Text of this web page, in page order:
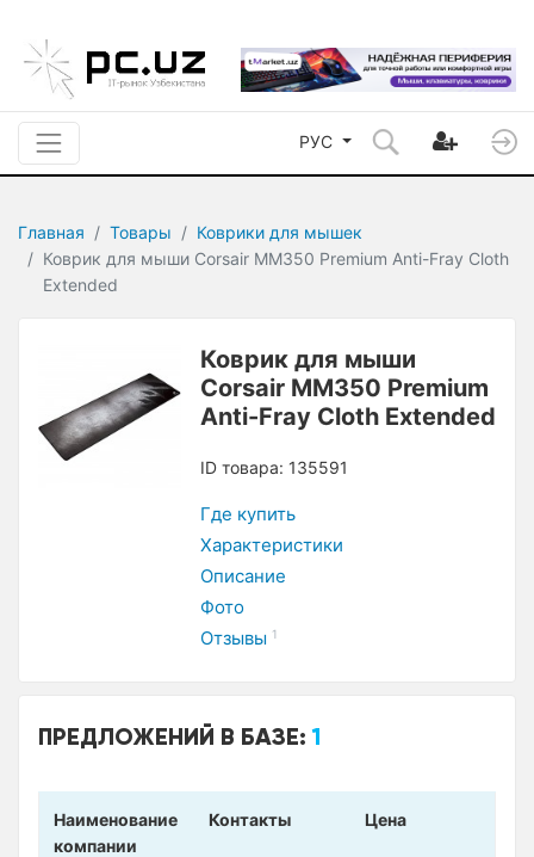
РУС
Главная Товары
Коврики для мышек
Коврик для мыши Corsair MM350 Premium Anti-Fray Cloth
Extended
Коврик для мыши
Corsair MM350 Premium
Anti-Fray Cloth Extended
ID товара: 135591
Где купить
Характеристики
Описание
Фото
Отзывы 1
ПРЕДЛОЖЕНИЙ В БАЗЕ:1
Наименование
компании
Контакты Цена